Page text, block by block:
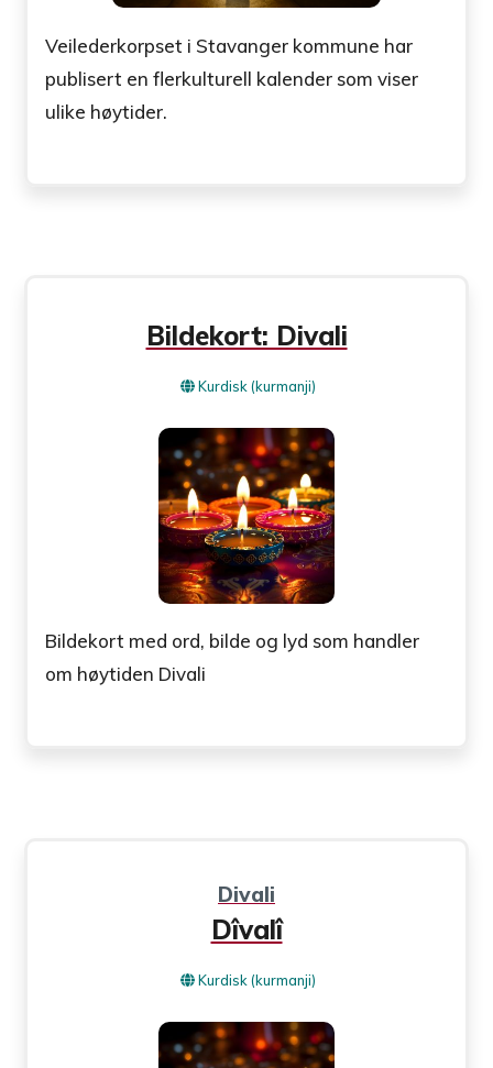
Veilederkorpset i Stavanger kommune har
publisert en flerkulturell kalender som viser
ulike høytider.
Bildekort: Divali
Kurdisk (kurmanji)
Bildekort med ord, bilde og lyd som handler
om høytiden Divali
Divali
Dîvalî
Kurdisk (kurmanji)